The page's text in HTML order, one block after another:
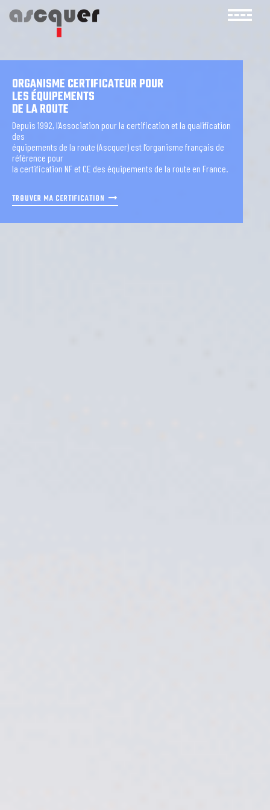
ORGANISME CERTIFICATEUR POUR
LES ÉQUIPEMENTS
DE LA ROUTE
Depuis 1992, l’Association pour la certification et la qualification
des
équipements de la route (Ascquer) est l’organisme français de
référence pour
la certification NF et CE des équipements de la route en France.
TROUVER MA CERTIFICATION